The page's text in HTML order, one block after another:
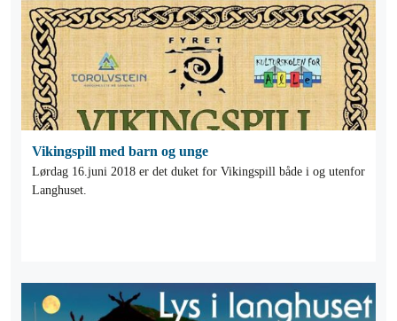
Vikingspill med barn og unge
Lørdag 16.juni 2018 er det duket for Vikingspill både i og utenfor
Langhuset.